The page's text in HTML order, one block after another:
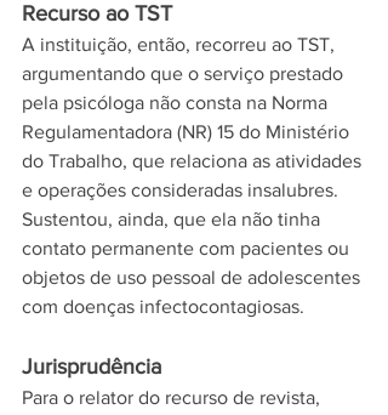
Recurso ao TST
A instituição, então, recorreu ao TST,
argumentando que o serviço prestado
pela psicóloga não consta na Norma
Regulamentadora (NR) 15 do Ministério
do Trabalho, que relaciona as atividades
e operações consideradas insalubres.
Sustentou, ainda, que ela não tinha
contato permanente com pacientes ou
objetos de uso pessoal de adolescentes
com doenças infectocontagiosas.
Jurisprudência
Para o relator do recurso de revista,